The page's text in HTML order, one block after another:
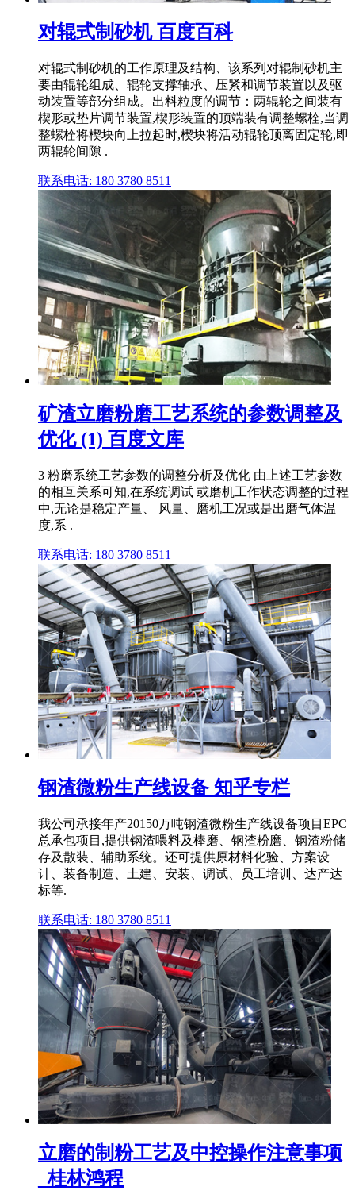
对辊式制砂机 百度百科
对辊式制砂机的工作原理及结构、该系列对辊制砂机主
要由辊轮组成、辊轮支撑轴承、压紧和调节装置以及驱
动装置等部分组成。出料粒度的调节：两辊轮之间装有
楔形或垫片调节装置,楔形装置的顶端装有调整螺栓,当调
整螺栓将楔块向上拉起时,楔块将活动辊轮顶离固定轮,即
两辊轮间隙 .
联系电话: 180 3780 8511
矿渣立磨粉磨工艺系统的参数调整及
优化 (1) 百度文库
3 粉磨系统工艺参数的调整分析及优化 由上述工艺参数
的相互关系可知,在系统调试 或磨机工作状态调整的过程
中,无论是稳定产量、 风量、磨机工况或是出磨气体温
度,系 .
联系电话: 180 3780 8511
钢渣微粉生产线设备 知乎专栏
我公司承接年产20150万吨钢渣微粉生产线设备项目EPC
总承包项目,提供钢渣喂料及棒磨、钢渣粉磨、钢渣粉储
存及散装、辅助系统。还可提供原材料化验、方案设
计、装备制造、土建、安装、调试、员工培训、达产达
标等.
联系电话: 180 3780 8511
立磨的制粉工艺及中控操作注意事项
_桂林鸿程